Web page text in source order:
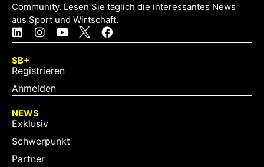
Community. Lesen Sie täglich die interessantes News
aus Sport und Wirtschaft.
SB+
Registrieren
Anmelden
NEWS
Exklusiv
Schwerpunkt
Partner